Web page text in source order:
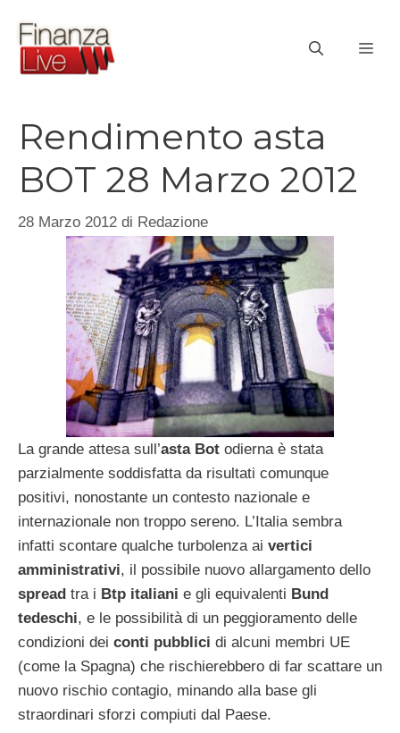
contenuto
Rendimento asta
BOT 28 Marzo 2012
28 Marzo 2012 di Redazione
La grande attesa sull’asta Bot odierna è stata
parzialmente soddisfatta da risultati comunque
positivi, nonostante un contesto nazionale e
internazionale non troppo sereno. L’Italia sembra
infatti scontare qualche turbolenza ai vertici
amministrativi, il possibile nuovo allargamento dello
spread tra i Btp italiani e gli equivalenti Bund
tedeschi, e le possibilità di un peggioramento delle
condizioni dei conti pubblici di alcuni membri UE
(come la Spagna) che rischierebbero di far scattare un
nuovo rischio contagio, minando alla base gli
straordinari sforzi compiuti dal Paese.